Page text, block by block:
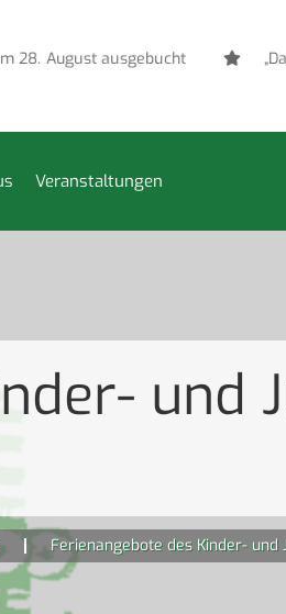
August ausgebucht
Veranstaltungen
und
Ferienangebote des Kinder- und